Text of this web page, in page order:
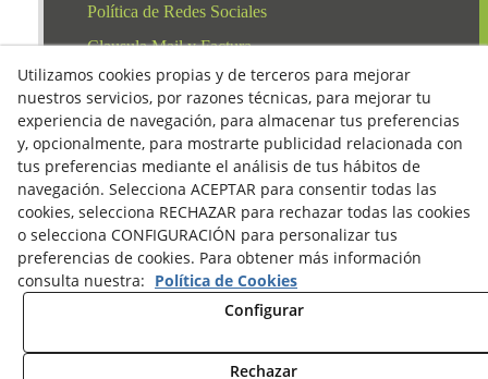
Política de Redes Sociales
Clausula Mail y Factura
Condiciones de compra
Derecho de desestimiento
Política de Privacidad
Política de cookies
Utilizamos cookies propias y de terceros para mejorar
nuestros servicios, por razones técnicas, para mejorar tu
experiencia de navegación, para almacenar tus preferencias
y, opcionalmente, para mostrarte publicidad relacionada con
tus preferencias mediante el análisis de tus hábitos de
navegación. Selecciona ACEPTAR para consentir todas las
cookies, selecciona RECHAZAR para rechazar todas las cookies
o selecciona CONFIGURACIÓN para personalizar tus
preferencias de cookies. Para obtener más información
consulta nuestra: Política de Cookies
Configurar
Rechazar